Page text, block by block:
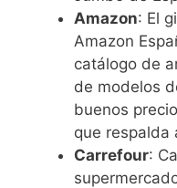
Amazon: El
Amazon
catálogo de
de modelos
buenos
que respalda
Carrefour: